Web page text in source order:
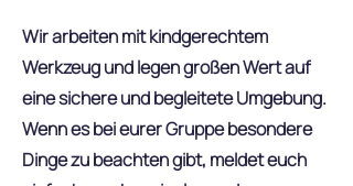
Wir arbeiten mit kindgerechtem
Werkzeug und legen großen Wert auf
eine sichere und begleitete Umgebung.
Wenn es bei eurer Gruppe besondere
Dinge zu beachten gibt, meldet euch